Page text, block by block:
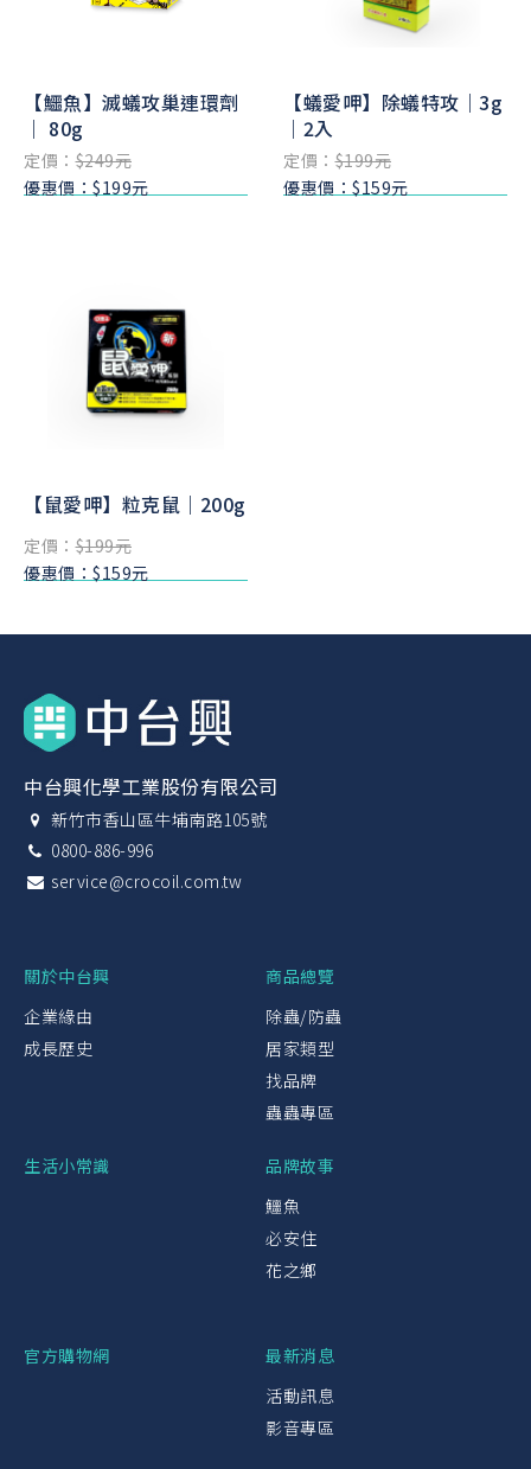
【鱷魚】滅蟻攻巢連環劑
｜ 80g
定價：$249元
優惠價：$199元
【蟻愛呷】除蟻特攻｜3g
｜2入
定價：$199元
優惠價：$159元
【鼠愛呷】粒克鼠｜200g
定價：$199元
優惠價：$159元
中台興化學工業股份有限公司
新竹市香山區牛埔南路105號
0800-886-996
service@crocoil.com.tw
關於中台興
企業緣由
成長歷史
商品總覽
除蟲/防蟲
居家類型
找品牌
蟲蟲專區
生活小常識
品牌故事
鱷魚
必安住
花之鄉
官方購物網
最新消息
活動訊息
影音專區